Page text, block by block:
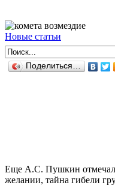
Новые статьи
Поделиться…
Еще А.С. Пушкин
желании, тайна гибели